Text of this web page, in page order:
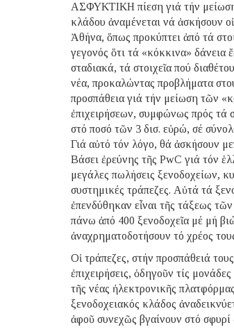
ΑΣΦΥΚΤΙΚΗ πίεση γιά τήν
κλάδου ἀναμένεται νά ἀσκήσουν
Ἀθήνα, ὅπως προκύπτει ἀπό τά
γεγονός ὅτι τά «κόκκινα» δάνεια
σταδιακά, τά στοιχεῖα πού
νέα, προκαλώντας προβλήματα
προσπάθεια γιά τήν μείωση τῶν
ἐπιχειρήσεων, συμφώνως πρός τά
στό ποσό τῶν 3 δισ. εὐρώ, σέ
Γιά αὐτό τόν λόγο, θά ἀσκήσουν
Βάσει ἐρεύνης τῆς PwC γιά τόν
μεγάλες πωλήσεις ξενοδοχείων,
συστημικές τράπεζες. Αὐτά τά
ἐπενδύθηκαν εἶναι τῆς τάξεως
πάνω ἀπό 400 ξενοδοχεῖα μέ μή
ἀναχρηματοδοτήσουν τό χρέος
Οἱ τράπεζες, στήν προσπάθειά
ἐπιχειρήσεις, ὁδηγοῦν τίς
τῆς νέας ἠλεκτρονικῆς
ξενοδοχειακός κλάδος
ἀφοῦ συνεχῶς βγαίνουν στό